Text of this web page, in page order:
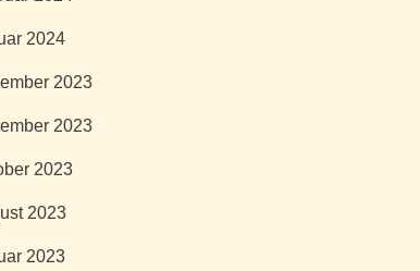
2024
2023
2023
2023
2023
2023